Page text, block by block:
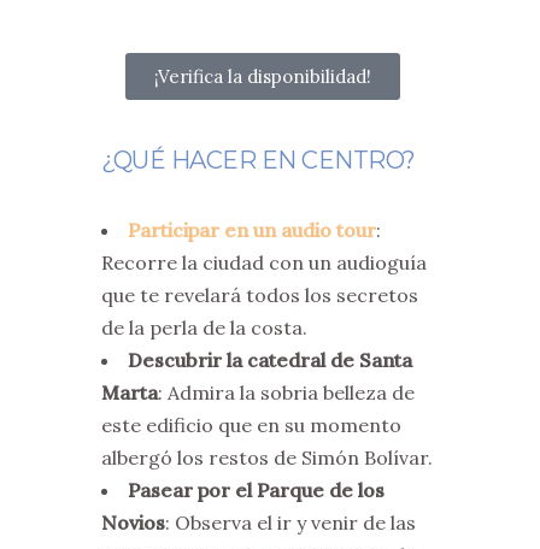
¡Verifica la disponibilidad!
¿QUÉ HACER EN CENTRO?
Participar en un audio tour:
Recorre la ciudad con un audioguía
que te revelará todos los secretos
de la perla de la costa.
Descubrir la catedral de Santa
Marta: Admira la sobria belleza de
este edificio que en su momento
albergó los restos de Simón Bolívar.
Pasear por el Parque de los
Novios: Observa el ir y venir de las